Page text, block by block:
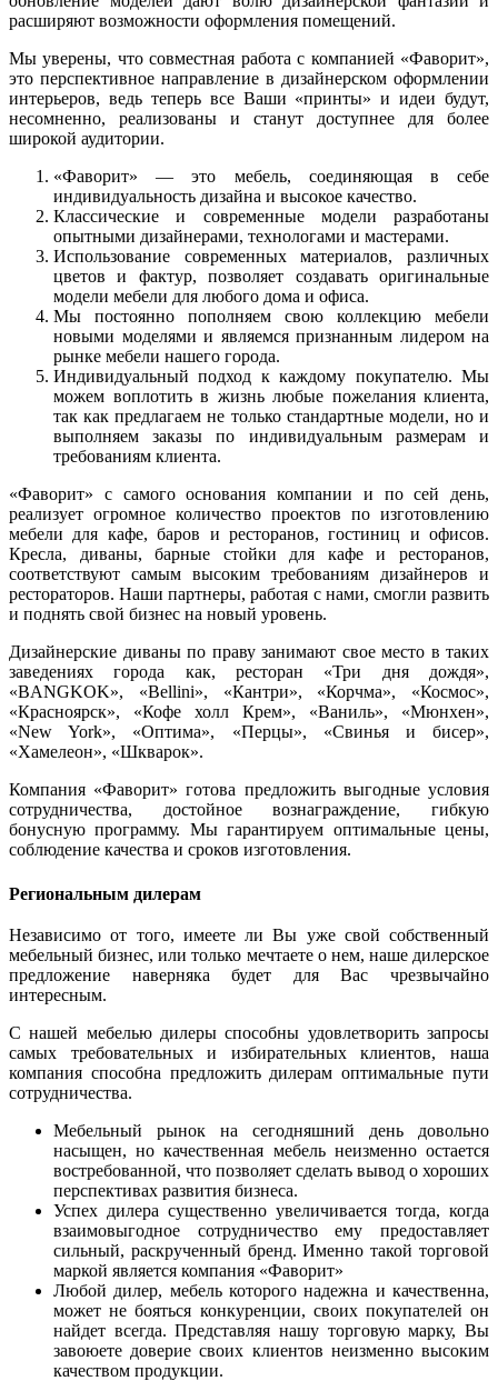
расширяют возможности оформления помещений.
Мы уверены, что совместная работа с компанией «Фаворит»,
это перспективное направление в дизайнерском оформлении
интерьеров, ведь теперь все Ваши «принты» и идеи будут,
несомненно, реализованы и станут доступнее для более
широкой аудитории.
«Фаворит» — это мебель, соединяющая в себе
индивидуальность дизайна и высокое качество.
Классические и современные модели разработаны
опытными дизайнерами, технологами и мастерами.
Использование современных материалов, различных
цветов и фактур, позволяет создавать оригинальные
модели мебели для любого дома и офиса.
Мы постоянно пополняем свою коллекцию мебели
новыми моделями и являемся признанным лидером на
рынке мебели нашего города.
Индивидуальный подход к каждому покупателю. Мы
можем воплотить в жизнь любые пожелания клиента,
так как предлагаем не только стандартные модели, но и
выполняем заказы по индивидуальным размерам и
требованиям клиента.
«Фаворит» с самого основания компании и по сей день,
реализует огромное количество проектов по изготовлению
мебели для кафе, баров и ресторанов, гостиниц и офисов.
Кресла, диваны, барные стойки для кафе и ресторанов,
соответствуют самым высоким требованиям дизайнеров и
рестораторов. Наши партнеры, работая с нами, смогли развить
и поднять свой бизнес на новый уровень.
Дизайнерские диваны по праву занимают свое место в таких
заведениях города как, ресторан «Три дня дождя»,
«BANGKOK», «Bellini», «Кантри», «Корчма», «Космос»,
«Красноярск», «Кофе холл Крем», «Ваниль», «Мюнхен»,
«New York», «Оптима», «Перцы», «Свинья и бисер»,
«Хамелеон», «Шкварок».
Компания «Фаворит» готова предложить выгодные условия
сотрудничества, достойное вознаграждение, гибкую
бонусную программу. Мы гарантируем оптимальные цены,
соблюдение качества и сроков изготовления.
Региональным дилерам
Независимо от того, имеете ли Вы уже свой собственный
мебельный бизнес, или только мечтаете о нем, наше дилерское
предложение наверняка будет для Вас чрезвычайно
интересным.
С нашей мебелью дилеры способны удовлетворить запросы
самых требовательных и избирательных клиентов, наша
компания способна предложить дилерам оптимальные пути
сотрудничества.
Мебельный рынок на сегодняшний день довольно
насыщен, но качественная мебель неизменно остается
востребованной, что позволяет сделать вывод о хороших
перспективах развития бизнеса.
Успех дилера существенно увеличивается тогда, когда
взаимовыгодное сотрудничество ему предоставляет
сильный, раскрученный бренд. Именно такой торговой
маркой является компания «Фаворит»
Любой дилер, мебель которого надежна и качественна,
может не бояться конкуренции, своих покупателей он
найдет всегда. Представляя нашу торговую марку, Вы
завоюете доверие своих клиентов неизменно высоким
качеством продукции.